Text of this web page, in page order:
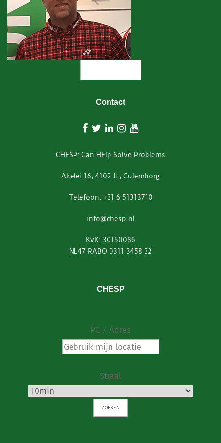
Contact
CHESP: Can HElp Solve Problems
Akelei 16, 4102 JL, Culemborg
Telefoon: +31 6 51313710
info@chesp.nl
KvK: 30150086
NL47 RABO 0311 3458 32
CHESP
PC / Adres
Straal